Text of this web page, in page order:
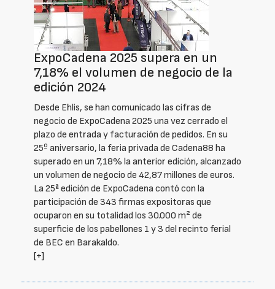
ExpoCadena 2025 supera en un
7,18% el volumen de negocio de la
edición 2024
Desde Ehlis, se han comunicado las cifras de
negocio de ExpoCadena 2025 una vez cerrado el
plazo de entrada y facturación de pedidos. En su
25º aniversario, la feria privada de Cadena88 ha
superado en un 7,18% la anterior edición, alcanzado
un volumen de negocio de 42,87 millones de euros.
La 25ª edición de ExpoCadena contó con la
participación de 343 firmas expositoras que
ocuparon en su totalidad los 30.000 m² de
superficie de los pabellones 1 y 3 del recinto ferial
de BEC en Barakaldo.
[+]